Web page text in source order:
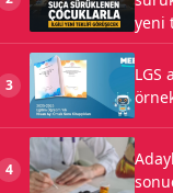
yeni
3
LGS
4